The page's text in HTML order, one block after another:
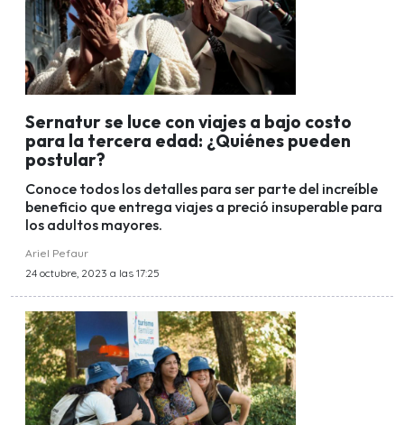
Sernatur se luce con viajes a bajo costo
para la tercera edad: ¿Quiénes pueden
postular?
Conoce todos los detalles para ser parte del increíble
beneficio que entrega viajes a preció insuperable para
los adultos mayores.
Ariel Pefaur
24 octubre, 2023 a las 17:25